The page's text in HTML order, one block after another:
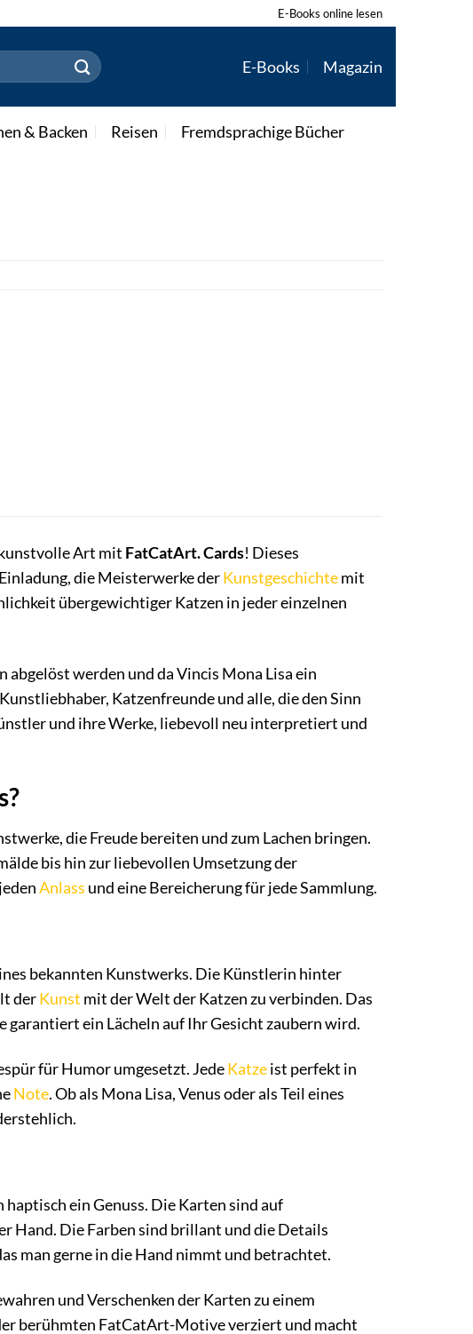
E-Books online lesen
E-Books Magazin
& Backen Reisen Fremdsprachige Bücher
Art mit FatCatArt. Cards! Dieses
die Meisterwerke derKunstgeschichtemit
übergewichtiger Katzen in jeder einzelnen
abgelöst werden und da Vincis Mona Lisa ein
Katzenfreunde und alle, die den Sinn
und ihre Werke, liebevoll neu interpretiert und
die Freude bereiten und zum Lachen bringen.
bis hin zur liebevollen Umsetzung der
Anlass und eine Bereicherung für jede Sammlung.
bekannten Kunstwerks. Die Künstlerin hinter
derKunst mit der Welt der Katzen zu verbinden. Das
garantiert ein Lächeln auf Ihr Gesicht zaubern wird.
für Humor umgesetzt. JedeKatzeist perfekt in
Note. Ob als Mona Lisa, Venus oder als Teil eines
ein Genuss. Die Karten sind auf
Hand. Die Farben sind brillant und die Details
man gerne in die Hand nimmt und betrachtet.
und Verschenken der Karten zu einem
berühmten FatCatArt-Motive verziert und macht